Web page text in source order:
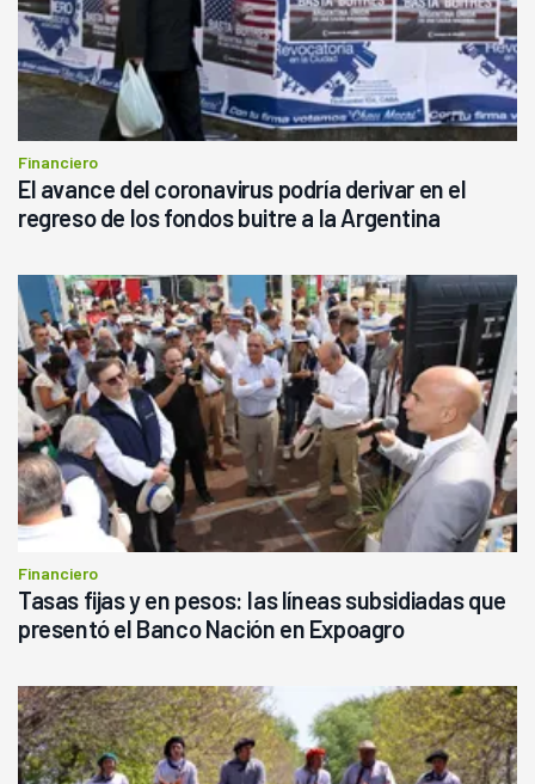
Financiero
El avance del coronavirus podría derivar en el
regreso de los fondos buitre a la Argentina
Financiero
Tasas fijas y en pesos: las líneas subsidiadas que
presentó el Banco Nación en Expoagro